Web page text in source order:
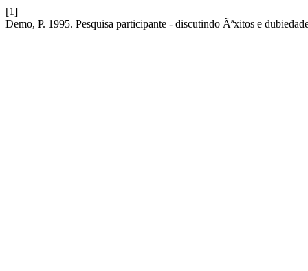
[1]
Demo, P. 1995. Pesquisa participante - discutindo Ãªxitos e